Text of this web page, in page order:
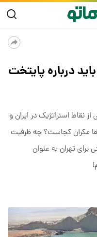
درباره پایتخت
از نقاط استراتژیک در ایران و
مکران کجاست؟ چه ظرفیت
تهران به عنوان